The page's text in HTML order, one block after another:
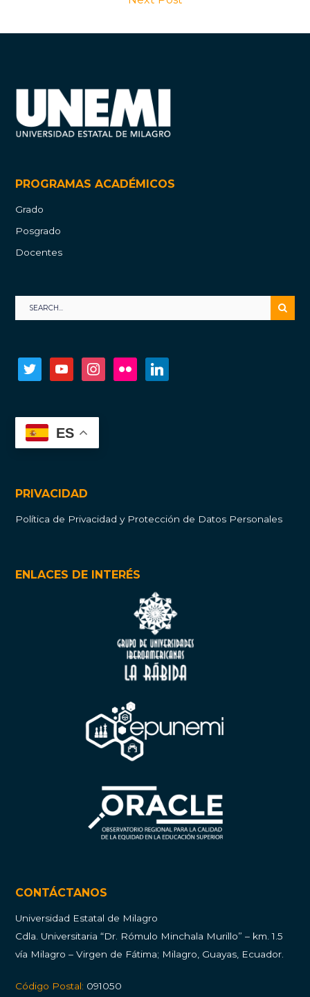
PROGRAMAS ACADÉMICOS
Grado
Posgrado
Docentes
twitter youtube instagramflickr
ES
PRIVACIDAD
Política de Privacidad y Protección de Datos Personales
ENLACES DE INTERÉS
CONTÁCTANOS
Universidad Estatal de Milagro
Cdla. Universitaria “Dr. Rómulo Minchala Murillo” – km. 1.5
vía Milagro – Virgen de Fátima; Milagro, Guayas, Ecuador.
Código Postal: 091050